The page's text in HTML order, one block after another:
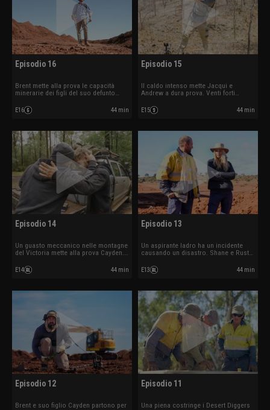
Episodio 16
Brent mette alla prova le capacità
minerarie dei figli del suo defunto
meccanico ferma l’escavatore dei
Wanderers.
E16 44 min
Episodio 15
Il caldo intenso mette Jacqui e
Andrew a dura prova. Venti forti
dei Desert Diggers.
E15 44 min
Episodio 14
Un guasto meccanico nelle montagne
del Victoria mette alla prova Cayden.
l’operazione dei Mackie.
E14 44 min
Episodio 13
Un aspirante ladro ha un incidente
causando un disastro. Shane e Rusty
attraverso un terreno insidioso.
E13 44 min
Episodio 12
Brent e suo figlio Cayden partono per
Episodio 11
Una piena costringe i Desert Diggers